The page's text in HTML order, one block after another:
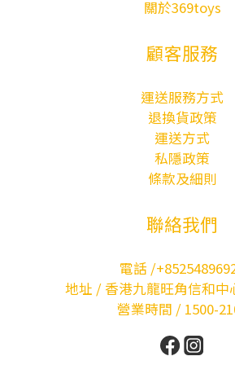
關於369toys
顧客服務
運送服務方式
退換貨政策
運送方式
私隱政策
條款及細則
聯絡我們
電話 /
地址 / 香港九龍旺角信和中
營業時間 / 1500-